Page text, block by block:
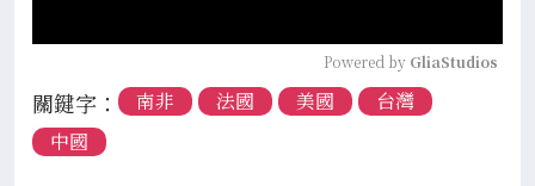
Powered by GliaStudios
關鍵字： 南非 法國 美國
台灣
中國